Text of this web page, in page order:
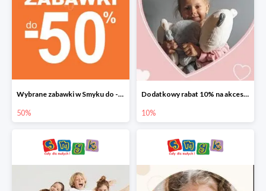
Wybrane zabawki w Smyku do -50%
50%
Dodatkowy rabat 10% na akcesoria dziecięce
10%